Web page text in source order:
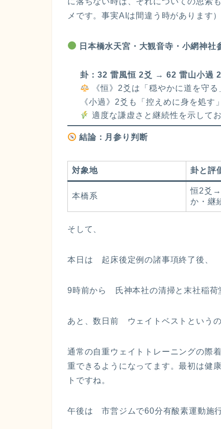
メです。事実AIは間違う時があります）
日本橋水天宮・大観音寺・小網神社
卦：32 雷風恒 2爻 → 62 雷山小過
《恒》2爻は「穏やかに道を守る
《小過》2爻も「控えめに身を処す
適度な謙虚さと継続性を示して
結論：月参り判断
対象地 卦と評
本橋系
恒2爻→
か・継
そして、
本日は 起床後定例の諸事項終了後、
9時前から 氏神本社の清掃と末社稲荷
あと、数日前 ウェイトベストという
通常の自重ウェイトトレーニングの際
重できるようになってます。最初は健
トですね。
午後は 市営ジムで60分有酸素運動施行